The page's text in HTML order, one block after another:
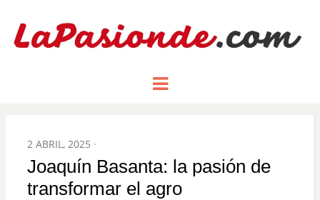
LA PASIÓN
pasión de figuras y personajes
Menu
POSTED
ON
2 ABRIL, 2025
Joaquín Basanta: la pasión de
transformar el agro